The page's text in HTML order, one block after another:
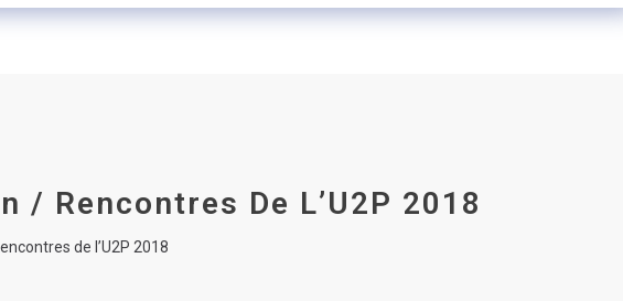
Rencontres De L’U2P 2018
de l’U2P 2018